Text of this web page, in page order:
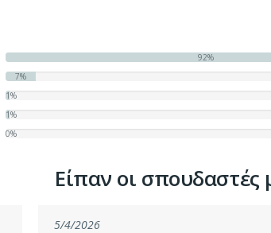
92%
7%
1%
1%
0%
Είπαν οι σπουδαστές
5/4/2026